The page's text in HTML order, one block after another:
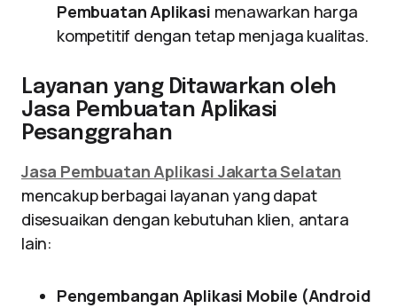
Pembuatan Aplikasi menawarkan harga
kompetitif dengan tetap menjaga kualitas.
Layanan yang Ditawarkan oleh
Jasa Pembuatan Aplikasi
Pesanggrahan
Jasa Pembuatan Aplikasi Jakarta Selatan
mencakup berbagai layanan yang dapat
disesuaikan dengan kebutuhan klien, antara
lain:
Pengembangan Aplikasi Mobile (Android